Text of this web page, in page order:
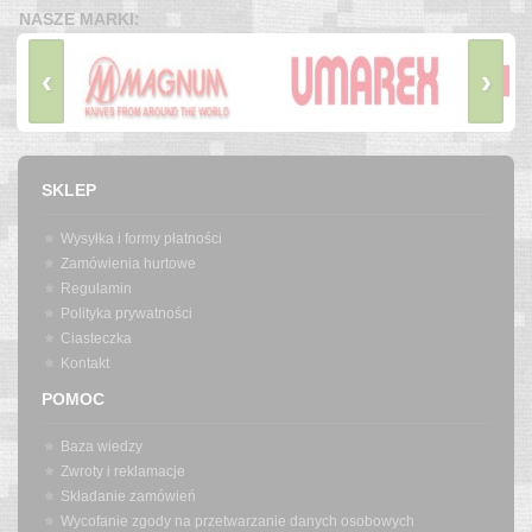
NASZE MARKI:
‹ ›
SKLEP
Wysyłka i formy płatności
Zamówienia hurtowe
Regulamin
Polityka prywatności
Ciasteczka
Kontakt
POMOC
Baza wiedzy
Zwroty i reklamacje
Składanie zamówień
Wycofanie zgody na przetwarzanie danych osobowych